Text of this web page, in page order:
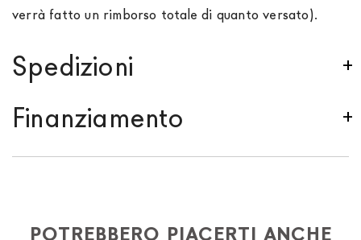
verrà fatto un rimborso totale di quanto versato).
Spedizioni
Forniture Europaègratuita in Italia
, invece è
movimentazione dei prodotti sia sempre curata. Al
Finanziamento
POTREBBERO PIACERTI ANCHE